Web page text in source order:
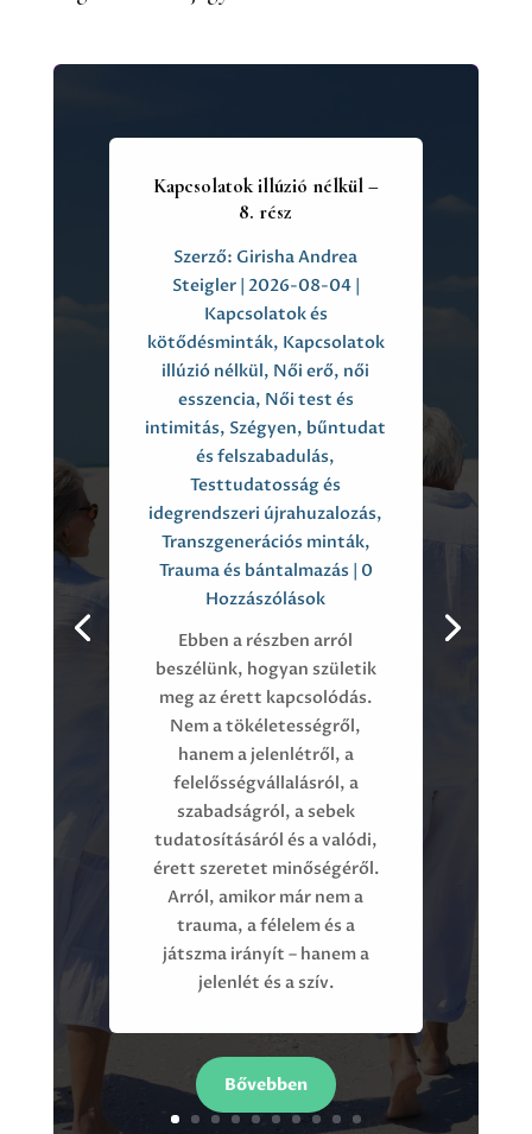
Kapcsolatok illúzió nélkül –
8. rész
Szerző: Girisha Andrea
Steigler| 2026-08-04|
Kapcsolatok és
kötődésminták, Kapcsolatok
illúzió nélkül, Női erő, női
esszencia, Női test és
intimitás, Szégyen, bűntudat
és felszabadulás,
Testtudatosság és
idegrendszeri újrahuzalozás,
Transzgenerációs minták,
Trauma és bántalmazás | 0
Hozzászólások
Ebben a részben arról
beszélünk, hogyan születik
meg az érett kapcsolódás.
Nem a tökéletességről,
hanem a jelenlétről, a
felelősségvállalásról, a
szabadságról, a sebek
tudatosításáról és a valódi,
érett szeretet minőségéről.
Arról, amikor már nem a
trauma, a félelem és a
játszma irányít – hanem a
jelenlét és a szív.
Bővebben